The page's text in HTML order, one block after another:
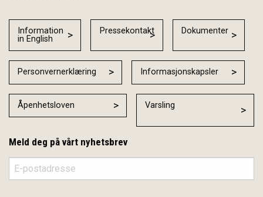
Information
in English
Pressekontakt Dokumenter
Personvernerklæring Informasjonskapsler
Åpenhetsloven Varsling
Meld deg på vårt nyhetsbrev